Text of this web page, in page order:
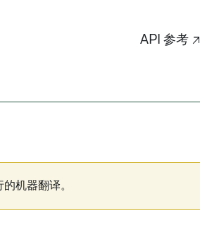
API 参考 ↗
机器翻译。